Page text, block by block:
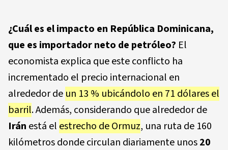
¿Cuál es el impacto en República Dominicana,
que es importador neto de petróleo? El
economista explica que este conflicto ha
incrementado el precio internacional en
alrededor de un 13 % ubicándolo en 71 dólares el
barril. Además, considerando que alrededor de
Irán está el estrecho de Ormuz, una ruta de 160
kilómetros donde circulan diariamente unos20